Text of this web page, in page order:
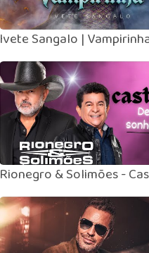
Ivete Sangalo |
Rionegro & Solimões -